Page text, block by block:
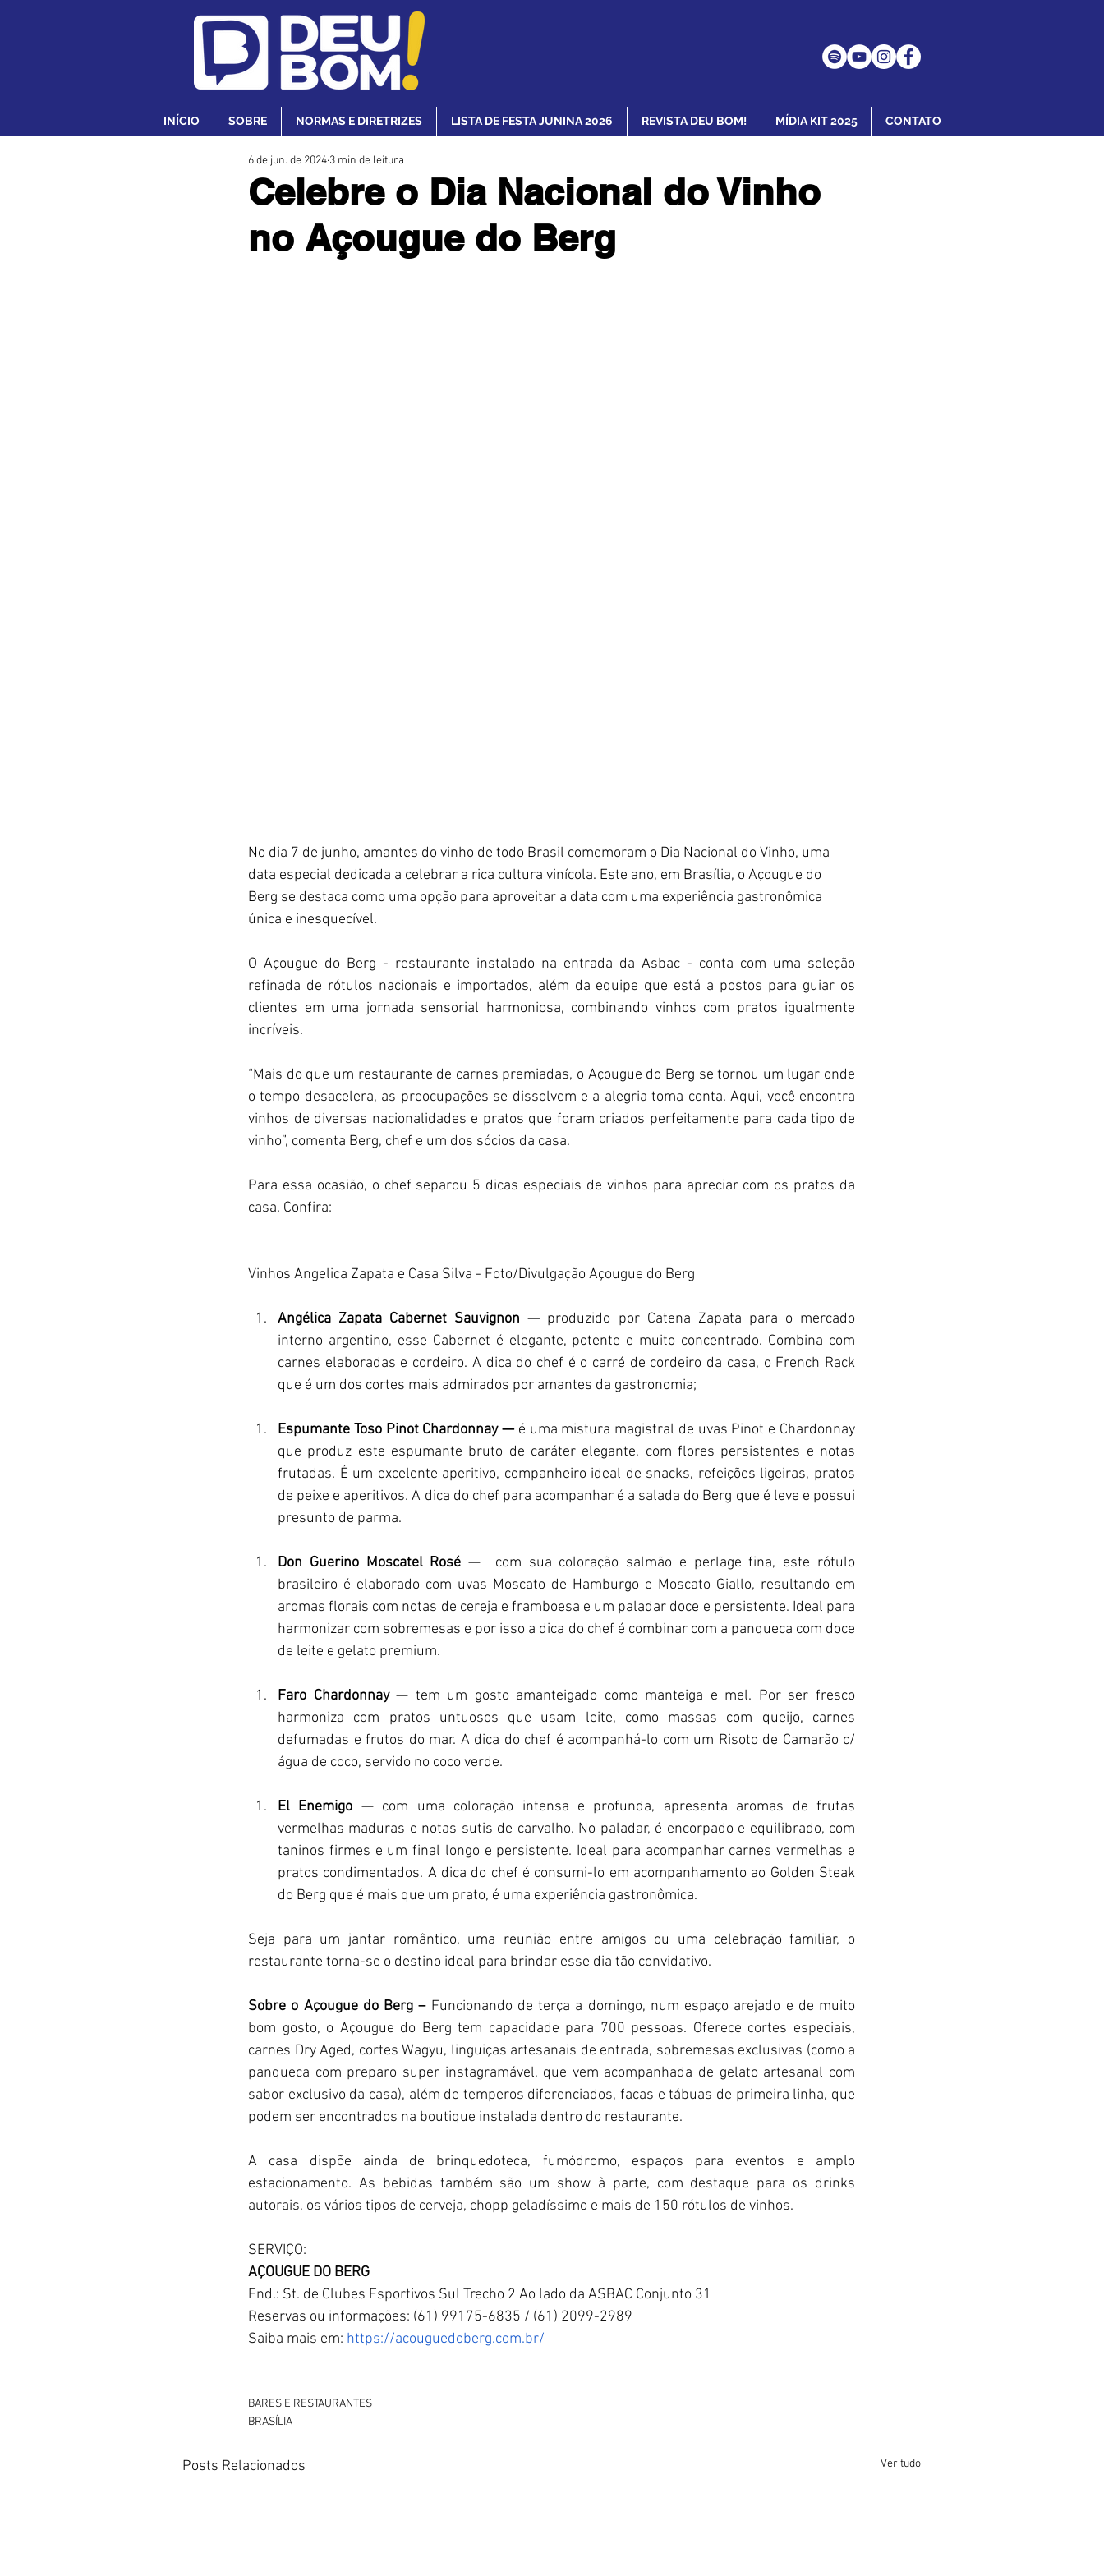
INÍCIO SOBRE NORMAS E DIRETRIZES LISTA DE FESTA JUNINA 2026 REVISTA DEU BOM! MÍDIA KIT 2025 CONTATO
Celebre o Dia Nacional do Vinho
no Açougue do Berg
6 de jun. de 2024 3 min de leitura
No dia 7 de junho, amantes do vinho de todo Brasil comemoram o Dia Nacional do Vinho, uma
data especial dedicada a celebrar a rica cultura vinícola. Este ano, em Brasília, o Açougue do
Berg se destaca como uma opção para aproveitar a data com uma experiência gastronômica
única e inesquecível.
O Açougue do Berg - restaurante instalado na entrada da Asbac - conta com uma seleção
refinada de rótulos nacionais e importados, além da equipe que está a postos para guiar os
clientes em uma jornada sensorial harmoniosa, combinando vinhos com pratos igualmente
incríveis.
“Mais do que um restaurante de carnes premiadas, o Açougue do Berg se tornou um lugar onde
o tempo desacelera, as preocupações se dissolvem e a alegria toma conta. Aqui, você encontra
vinhos de diversas nacionalidades e pratos que foram criados perfeitamente para cada tipo de
vinho”, comenta Berg, chef e um dos sócios da casa.
Para essa ocasião, o chef separou 5 dicas especiais de vinhos para apreciar com os pratos da
casa. Confira:
Vinhos Angelica Zapata e Casa Silva - Foto/Divulgação Açougue do Berg
Angélica Zapata Cabernet Sauvignon — produzido por Catena Zapata para o mercado
interno argentino, esse Cabernet é elegante, potente e muito concentrado. Combina com
carnes elaboradas e cordeiro. A dica do chef é o carré de cordeiro da casa, o French Rack
que é um dos cortes mais admirados por amantes da gastronomia;
Espumante Toso Pinot Chardonnay — é uma mistura magistral de uvas Pinot e Chardonnay
que produz este espumante bruto de caráter elegante, com flores persistentes e notas
frutadas. É um excelente aperitivo, companheiro ideal de snacks, refeições ligeiras, pratos
de peixe e aperitivos. A dica do chef para acompanhar é a salada do Berg que é leve e possui
presunto de parma.
Don Guerino Moscatel Rosé —
com sua coloração salmão e perlage fina, este rótulo
brasileiro é elaborado com uvas Moscato de Hamburgo e Moscato Giallo, resultando em
aromas florais com notas de cereja e framboesa e um paladar doce e persistente. Ideal para
harmonizar com sobremesas e por isso a dica do chef é combinar com a panqueca com doce
de leite e gelato premium.
Faro Chardonnay — tem um gosto amanteigado como manteiga e mel. Por ser fresco
harmoniza com pratos untuosos que usam leite, como massas com queijo, carnes
defumadas e frutos do mar. A dica do chef é acompanhá-lo com um Risoto de Camarão c/
água de coco, servido no coco verde.
El Enemigo — com uma coloração intensa e profunda, apresenta aromas de frutas
vermelhas maduras e notas sutis de carvalho. No paladar, é encorpado e equilibrado, com
taninos firmes e um final longo e persistente. Ideal para acompanhar carnes vermelhas e
pratos condimentados. A dica do chef é consumi-lo em acompanhamento ao Golden Steak
do Berg que é mais que um prato, é uma experiência gastronômica.
Seja para um jantar romântico, uma reunião entre amigos ou uma celebração familiar, o
restaurante torna-se o destino ideal para brindar esse dia tão convidativo.
Sobre o Açougue do Berg – Funcionando de terça a domingo, num espaço arejado e de muito
bom gosto, o Açougue do Berg tem capacidade para 700 pessoas. Oferece cortes especiais,
carnes Dry Aged, cortes Wagyu, linguiças artesanais de entrada, sobremesas exclusivas (como a
panqueca com preparo super instagramável, que vem acompanhada de gelato artesanal com
sabor exclusivo da casa), além de temperos diferenciados, facas e tábuas de primeira linha, que
podem ser encontrados na boutique instalada dentro do restaurante.
A casa dispõe ainda de brinquedoteca, fumódromo, espaços para eventos e amplo
estacionamento. As bebidas também são um show à parte, com destaque para os drinks
autorais, os vários tipos de cerveja, chopp geladíssimo e mais de 150 rótulos de vinhos.
SERVIÇO:
AÇOUGUE DO BERG
End.: St. de Clubes Esportivos Sul Trecho 2 Ao lado da ASBAC Conjunto 31
Reservas ou informações: (61) 99175-6835 / (61) 2099-2989
Saiba mais em: https://acouguedoberg.com.br/
BARES E RESTAURANTES
BRASÍLIA
Posts Relacionados Ver tudo